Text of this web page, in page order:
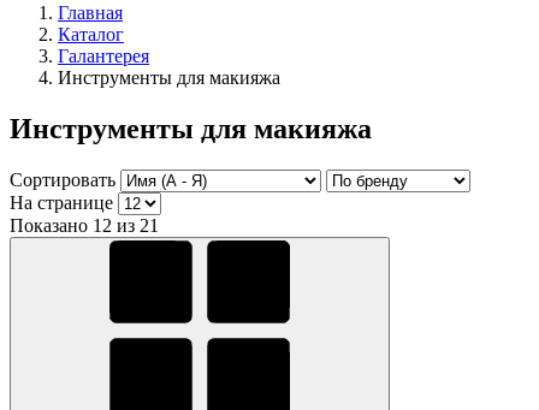
Главная
Каталог
Галантерея
Инструменты для макияжа
Инструменты для макияжа
Сортировать
На странице
Показано 12 из 21